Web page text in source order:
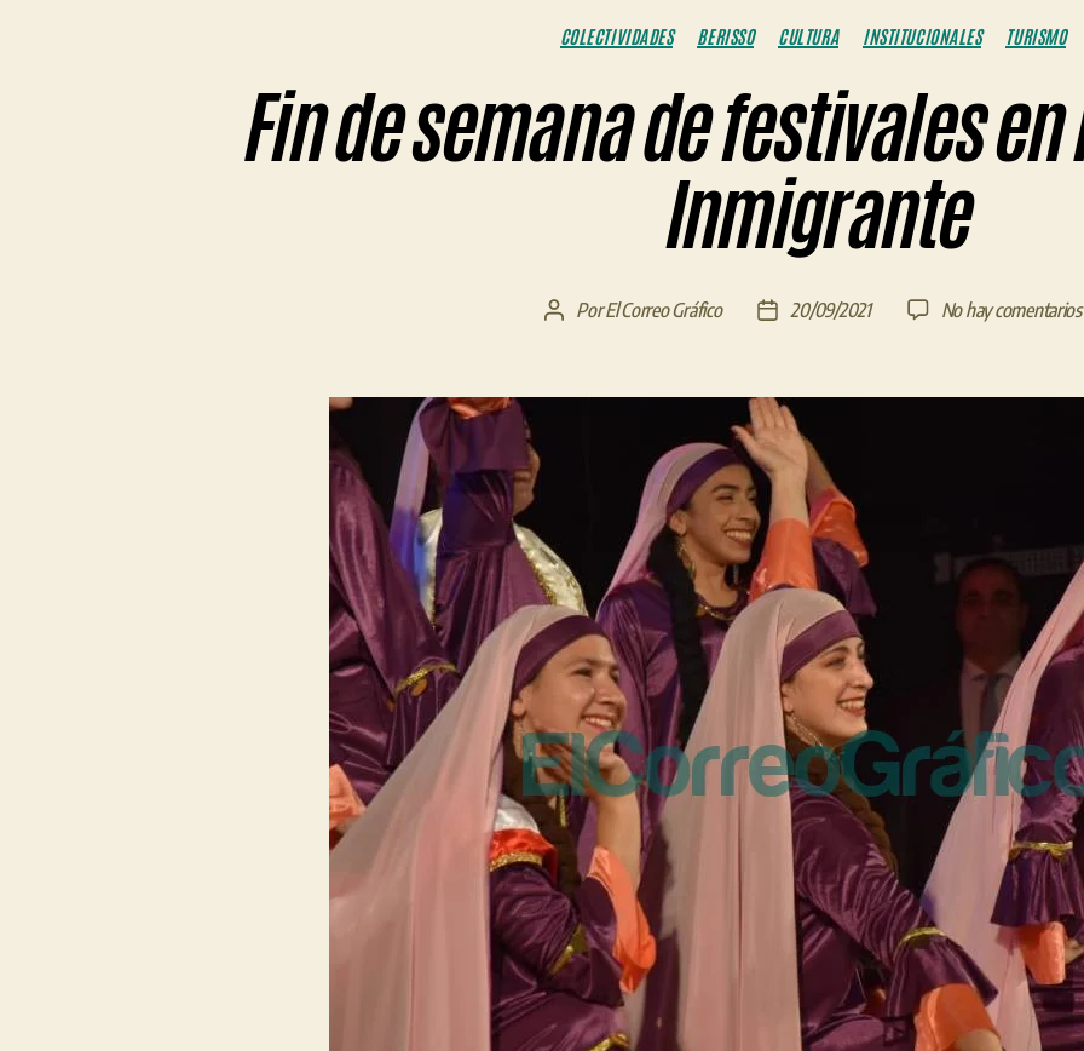
Categorías
COLECTIVIDADES BERISSO CULTURA INSTITUCIONALES TURISMO
Fin de semana de festivales en
Inmigrante
Autor
entrada
PorEl Correo Gráfico
Fecha
entrada
20/09/2021 No hay comentarios